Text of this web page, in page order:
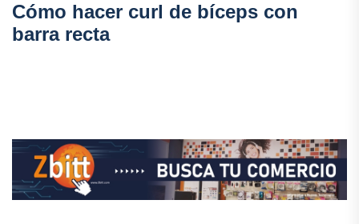
Cómo hacer curl de bíceps con
barra recta